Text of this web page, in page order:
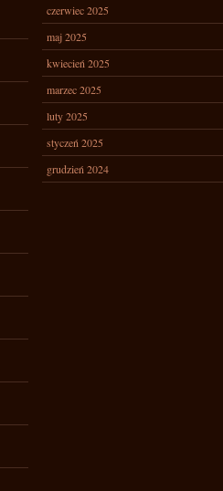
czerwiec 2025
maj 2025
kwiecień 2025
marzec 2025
luty 2025
styczeń 2025
grudzień 2024